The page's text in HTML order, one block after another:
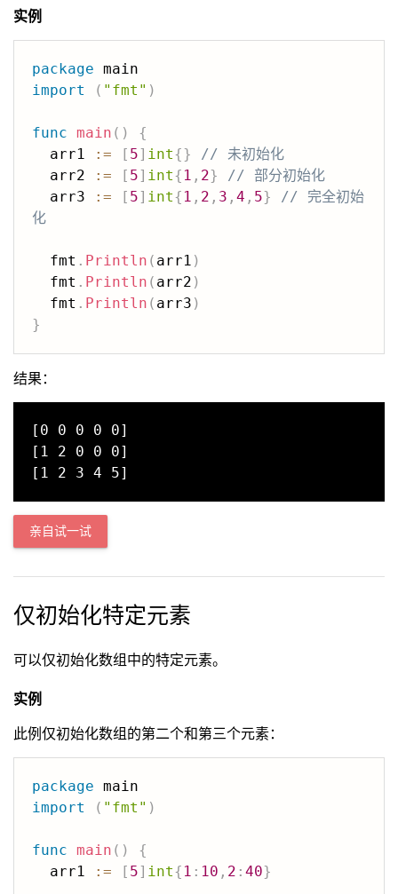
实例
package
import
( "fmt" )
func main ( )
{
  arr1
:= [ 5] int{}
// 未初始化
  arr2
:= [ 5] int{ 1 , 2}
// 部分初始化
  arr3
:= [ 5] int{ 1 , 2 , 3 , 4 , 5}
// 完全初始
化
  fmt
. Println ( arr1 )
  fmt
. Println ( arr2 )
  fmt
. Println ( arr3 )
}
结果：
[0 0 0 0 0]
[1 2 0 0 0]
亲自试一试
仅初始化特定元素
可以仅初始化数组中的特定元素。
实例
此例仅初始化数组的第二个和第三个元素：
package
import
( "fmt" )
func main ( )
{
  arr1
:= [ 5] int{ 1 : 10 , 2 : 40}